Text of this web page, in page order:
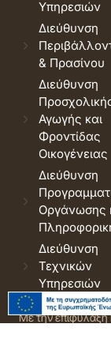
Υπηρεσιών
Διεύθυνση
& Πρασίνου
Διεύθυνση
Αγωγής και
Φροντίδας
Οικογένειας
Διεύθυνση
Οργάνωσης
Διεύθυνση
Τεχνικών
Υπηρεσιών
© 2026 Δήμος
Με την επιφύλαξη